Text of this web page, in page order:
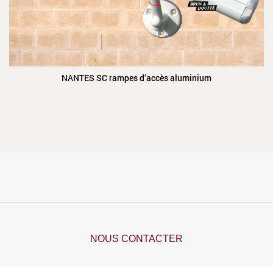
NANTES SC rampes d’accès aluminium
NOUS CONTACTER